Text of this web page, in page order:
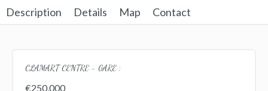
Description Details Map Contact
CLAMART CENTRE - GARE :
€250,000